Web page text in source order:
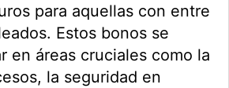
para aquellas con entre
Estos bonos se
en áreas cruciales como la
la seguridad en